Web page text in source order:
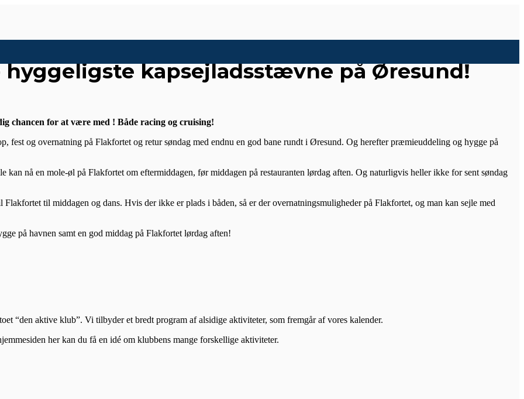
kapsejladsstævne på Øresund!
chancen for at være med ! Både racing og cruising!
fest og overnatning på Flakfortet og retur søndag med endnu en god bane rundt i Øresund. Og herefter præmieuddeling og hygge på
nå en mole-øl på Flakfortet om eftermiddagen, før middagen på restauranten lørdag aften. Og naturligvis heller ikke for sent søndag
til middagen og dans. Hvis der ikke er plads i båden, så er der overnatningsmuligheder på Flakfortet, og man kan sejle med
på havnen samt en god middag på Flakfortet lørdag aften!
“den aktive klub”. Vi tilbyder et bredt program af alsidige aktiviteter, som fremgår af vores kalender.
her kan du få en idé om klubbens mange forskellige aktiviteter.